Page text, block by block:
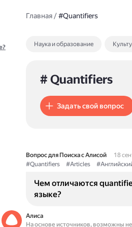
Главная/#Quantifiers
Наука и образование
# Quantifiers
Задать свой вопрос
Вопрос для Поиска с Алисой
18
#Quantifiers
#Articles
Чем отличаются
языке?
Алиса
На основе источников, возможны